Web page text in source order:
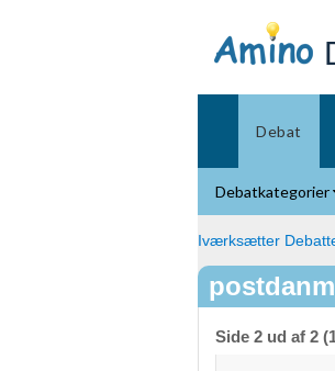
Debat
Debatkategorier
Iværksætter
Side 2 ud af 2